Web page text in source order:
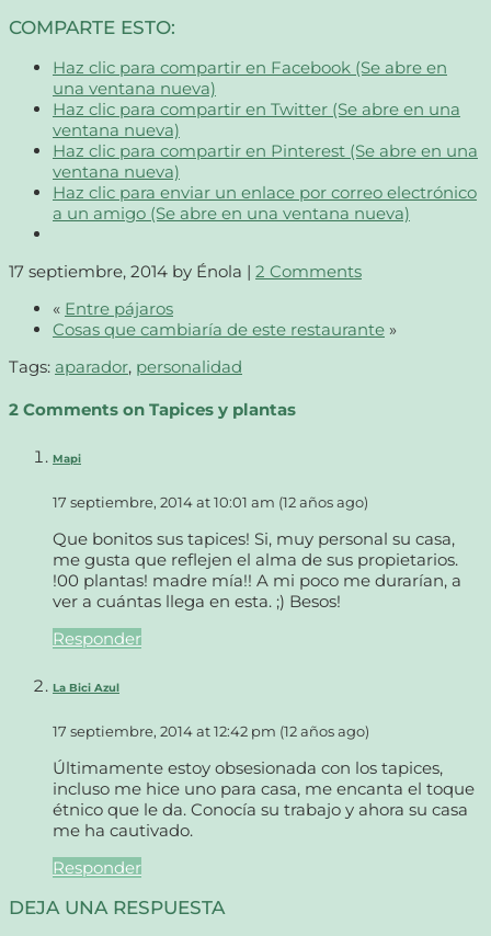
COMPARTE ESTO:
Haz clic para compartir en Facebook (Se abre en
una ventana nueva)
Haz clic para compartir en Twitter (Se abre en una
ventana nueva)
Haz clic para compartir en Pinterest (Se abre en una
ventana nueva)
Haz clic para enviar un enlace por correo electrónico
a un amigo (Se abre en una ventana nueva)
17 septiembre, 2014 by Énola | 2 Comments
« Entre pájaros
Cosas que cambiaría de este restaurante »
Tags: aparador, personalidad
2 Comments on Tapices y plantas
Mapi
17 septiembre, 2014 at 10:01 am (12 años ago)
Que bonitos sus tapices! Si, muy personal su casa,
me gusta que reflejen el alma de sus propietarios.
!00 plantas! madre mía!! A mi poco me durarían, a
ver a cuántas llega en esta. ;) Besos!
Responder
La Bici Azul
17 septiembre, 2014 at 12:42 pm (12 años ago)
Últimamente estoy obsesionada con los tapices,
incluso me hice uno para casa, me encanta el toque
étnico que le da. Conocía su trabajo y ahora su casa
me ha cautivado.
Responder
DEJA UNA RESPUESTA